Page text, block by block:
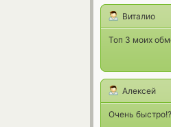
Виталио
Топ 3 моих
Алексей
Очень быстро!?